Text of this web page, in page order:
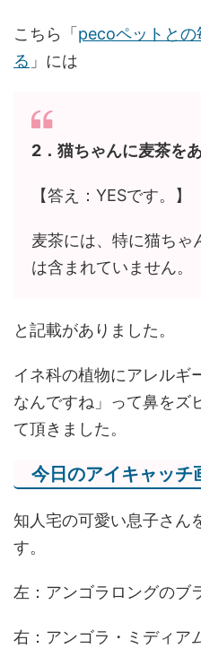
こちら「 pecoペットとの
る 」には
2．猫ちゃんに麦茶を
【答え：YESです。】
麦茶には、特に猫ちゃ
は含まれていません。
と記載がありました。
イネ科の植物にアレルギ
なんですね」って鼻をズ
て頂きました。
今日のアイキャッチ
知人宅の可愛い息子さん
す。
左：アンゴラロングのブ
右：アンゴラ・ミディア